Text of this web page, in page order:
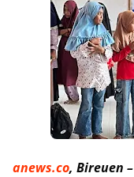
anews.co, Bireuen –